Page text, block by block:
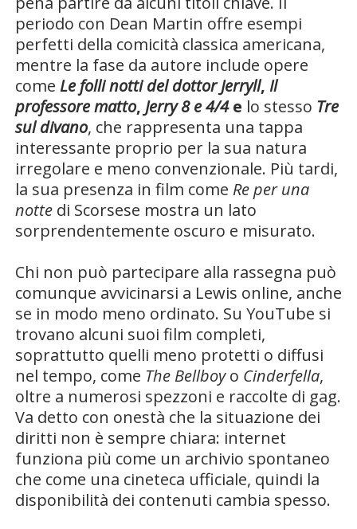
periodo con Dean Martin offre esempi
perfetti della comicità classica americana,
mentre la fase da autore include opere
come Le folli notti del dottor Jerryll, Il
professore matto, Jerry 8 e 4/4e lo stesso Tre
sul divano, che rappresenta una tappa
interessante proprio per la sua natura
irregolare e meno convenzionale. Più tardi,
la sua presenza in film come Re per una
nottedi Scorsese mostra un lato
sorprendentemente oscuro e misurato.
Chi non può partecipare alla rassegna può
comunque avvicinarsi a Lewis online, anche
se in modo meno ordinato. Su YouTube si
trovano alcuni suoi film completi,
soprattutto quelli meno protetti o diffusi
nel tempo, come The Bellboyo Cinderfella,
oltre a numerosi spezzoni e raccolte di gag.
Va detto con onestà che la situazione dei
diritti non è sempre chiara: internet
funziona più come un archivio spontaneo
che come una cineteca ufficiale, quindi la
disponibilità dei contenuti cambia spesso.